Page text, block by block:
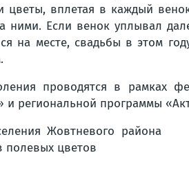
вплетая в каждый
Если венок уплывал
на месте, свадьбы в этом
проводятся в рамках
региональной программы